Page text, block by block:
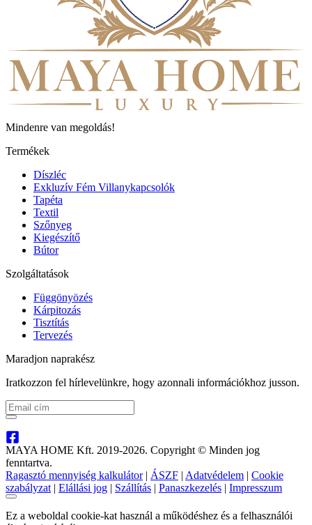
Mindenre van megoldás!
Termékek
Díszléc
Exkluzív Fém Villanykapcsolók
Tapéta
Textil
Szőnyeg
Kiegészítő
Bútor
Szolgáltatások
Függönyözés
Kárpitozás
Tisztítás
Tervezés
Maradjon naprakész
Iratkozzon fel hírlevelünkre, hogy azonnali információkhoz jusson.
MAYA HOME Kft. 2019-2026. Copyright © Minden jog
fenntartva.
Ragasztó mennyiség kalkulátor | ÁSZF | Adatvédelem | Cookie
szabályzat | Elállási jog | Szállítás | Panaszkezelés | Impresszum
Ez a weboldal cookie-kat használ a működéshez és a felhasználói